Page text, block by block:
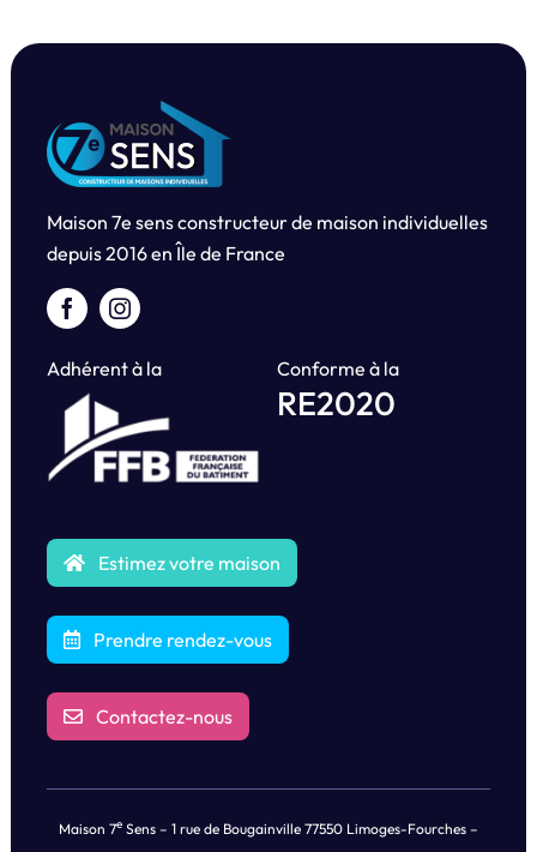
Maison 7e sens constructeur de maison individuelles
depuis2016 en Île de France
Adhérent à la Conforme à la
RE2020
Estimez votre maison
Prendre rendez-vous
Contactez-nous
Maison 7e Sens – 1 rue de Bougainville 77550 Limoges-Fourches –